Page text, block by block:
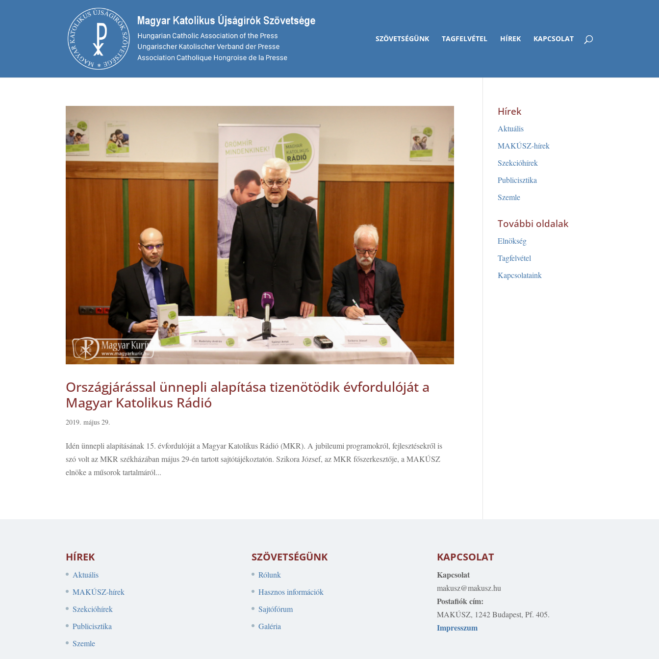
SZÖVETSÉGÜNK TAGFELVÉTEL HÍREK KAPCSOLAT
Országjárással ünnepli alapítása tizenötödik évfordulóját a
Magyar Katolikus Rádió
2019. május 29.
Idén ünnepli alapításának 15. évfordulóját a Magyar Katolikus Rádió (MKR). A jubileumi programokról, fejlesztésekről is
szó volt az MKR székházában május 29-én tartott sajtótájékoztatón. Szikora József, az MKR főszerkesztője, a MAKÚSZ
elnöke a műsorok tartalmáról...
Hírek
Aktuális
MAKÚSZ-hírek
Szekcióhírek
Publicisztika
Szemle
További oldalak
Elnökség
Tagfelvétel
Kapcsolataink
HÍREK
Aktuális
MAKÚSZ-hírek
Szekcióhírek
Publicisztika
Szemle
SZÖVETSÉGÜNK
Rólunk
Hasznos információk
Sajtófórum
Galéria
KAPCSOLAT
Kapcsolat
makusz@makusz.hu
Postafiók cím:
MAKÚSZ, 1242 Budapest, Pf. 405.
Impresszum